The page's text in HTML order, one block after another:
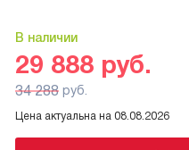
В наличии
Цена актуальна на 08.08.2026
29 888 руб.
34 288 руб.